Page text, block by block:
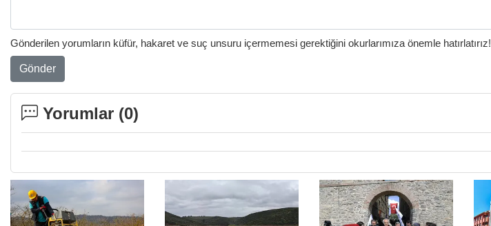
Gönderilen yorumların küfür, hakaret ve suç unsuru içermemesi gerektiğini okurlarımıza önemle hatırlatırız!
Gönder
Yorumlar (0)